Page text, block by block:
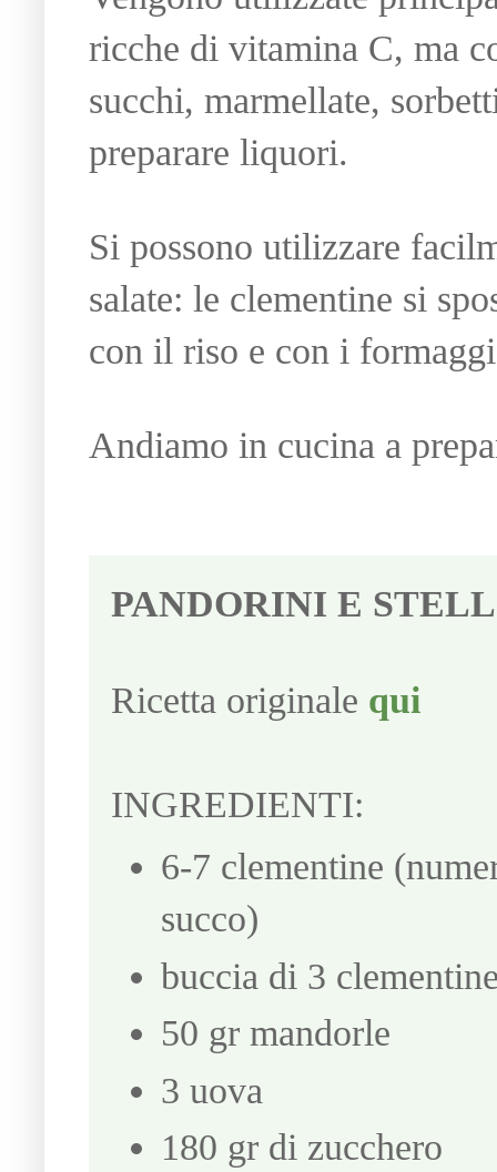
ricche di vitamina C, ma
succhi, marmellate,
preparare liquori.
Si possono utilizzare
salate: le clementine si
con il riso e con i
Andiamo in cucina a
PANDORINI E
Ricetta originale qui
INGREDIENTI:
6-7 clementine
succo)
buccia di 3
50 gr mandorle
3 uova
180 gr di zucchero